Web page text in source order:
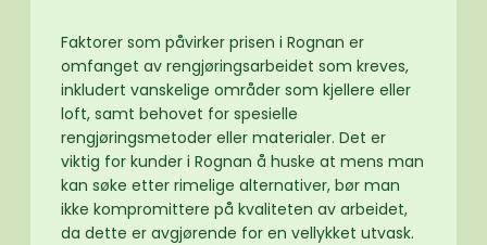
Faktorer som påvirker prisen i Rognan er
omfanget av rengjøringsarbeidet som kreves,
inkludert vanskelige områder som kjellere eller
loft, samt behovet for spesielle
rengjøringsmetoder eller materialer. Det er
viktig for kunder i Rognan å huske at mens man
kan søke etter rimelige alternativer, bør man
ikke kompromittere på kvaliteten av arbeidet,
da dette er avgjørende for en vellykket utvask.